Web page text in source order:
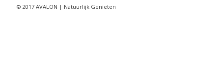
© 2017 AVALON | Natuurlijk Genieten